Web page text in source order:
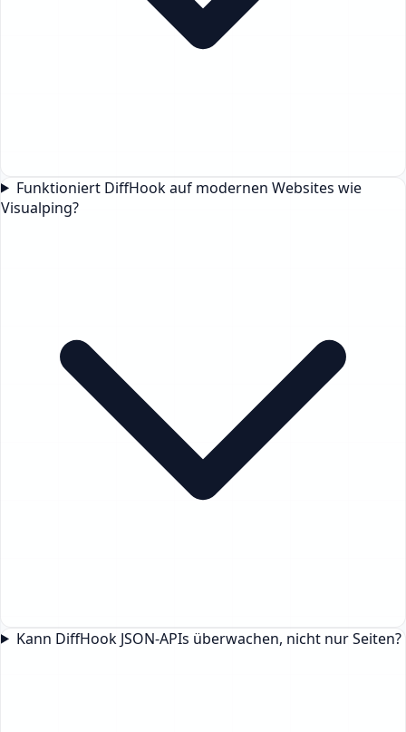
Funktioniert DiffHook auf modernen Websites wie
Visualping?
Kann DiffHook JSON-APIs überwachen, nicht nur Seiten?